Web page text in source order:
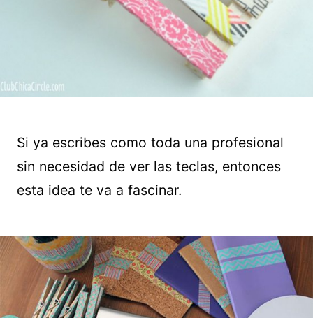
Si ya escribes como toda una profesional
sin necesidad de ver las teclas, entonces
esta idea te va a fascinar.